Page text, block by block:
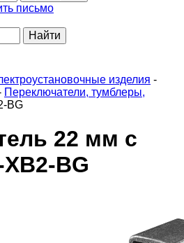
письмо
Найти
изделия -
Переключатели, тумблеры,
BG
22 мм с
BG